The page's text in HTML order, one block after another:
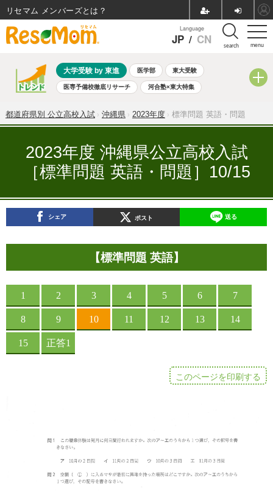
menu
Language
JP / CN search
大学受験 by 東進 医学部 東大受験
医専予備校徹底リサーチ 河合塾×東大特集
共通テスト 夏休み 8月開催学校説明会・相談会
自由研究教材（小学生向け） 自由研究教材（中学生向け）
ランキング
都道府県別 公立高校入試 沖縄県 2023年度 標準問題 英語・問題
2023年度 沖縄県公立高校入試
［標準問題 英語・問題］10/15
シェア ポスト 送る
【標準問題 英語】
このページを印刷する
リセマム メンバーズ